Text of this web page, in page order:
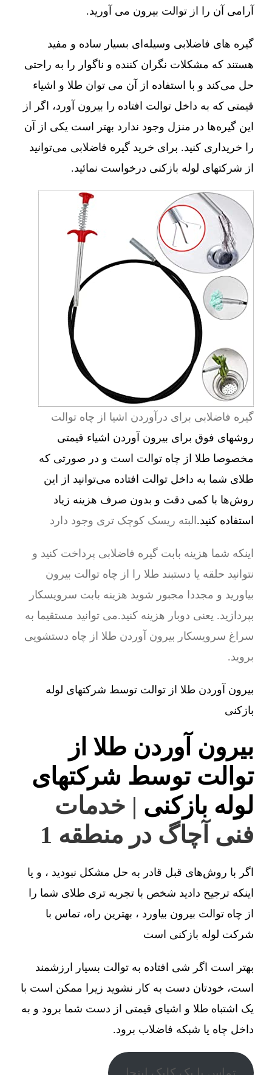
آرامی آن را از توالت بیرون می آورید.
گیره های فاضلابی وسیله‌ای بسیار ساده و مفید
هستند که مشکلات نگران کننده و ناگوار را به راحتی
حل می‌کند و با استفاده از آن می توان طلا و اشیاء
قیمتی که به داخل توالت افتاده را بیرون آورد، اگر از
این گیره‌ها در منزل وجود ندارد بهتر است یکی از آن
را خریداری کنید. برای خرید گیره فاضلابی می‌توانید
از شرکتهای لوله بازکنی درخواست نمائید.
گیره فاضلابی برای درآوردن اشیا از چاه توالت
روشهای فوق برای بیرون آوردن اشیاء قیمتی
مخصوصا طلا از چاه توالت است و در صورتی که
طلای شما به داخل توالت افتاده می‌توانید از این
روش‌ها با کمی دقت و بدون صرف هزینه زیاد
استفاده کنید.البته ریسک کوچک تری وجود دارد
اینکه شما هزینه بابت گیره فاضلابی پرداخت کنید و
نتوانید حلقه یا دستبند طلا را از چاه توالت بیرون
بیاورید و مجددا مجبور شوید هزینه بابت سرویسکار
بپردازید. یعنی دوبار هزینه کنید.می توانید مستقیما به
سراغ سرویسکار بیرون آوردن طلا از چاه دستشویی
بروید.
بیرون آوردن طلا از توالت توسط شرکتهای لوله
بازکنی
بیرون آوردن طلا از
توالت توسط شرکتهای
لوله بازکنی | خدمات
فنی آچاگ در منطقه 1
اگر با روش‌های قبل قادر به حل مشکل نبودید ، و یا
اینکه ترجیح دادید شخص با تجربه تری طلای شما را
از چاه توالت بیرون بیاورد ، بهترین راه، تماس با
شرکت لوله بازکنی است
بهتر است اگر شی افتاده به توالت بسیار ارزشمند
است، خودتان دست به کار نشوید زیرا ممکن است با
یک اشتباه طلا و اشیای قیمتی از دست شما برود و به
داخل چاه یا شبکه فاضلاب برود.